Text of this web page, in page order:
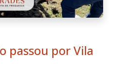
passou por Vila